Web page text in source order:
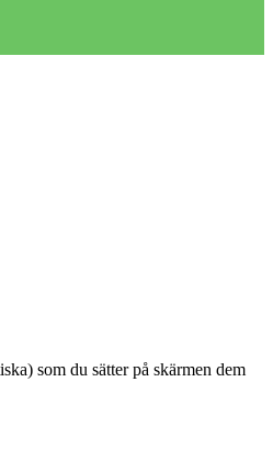
som du sätter på skärmen dem